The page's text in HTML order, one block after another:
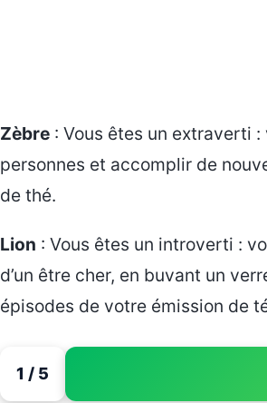
Zèbre : Vous êtes un extraverti
personnes et accomplir de
de thé.
Lion : Vous êtes un introverti :
d’un être cher, en buvant un
épisodes de votre émission de
1 / 5